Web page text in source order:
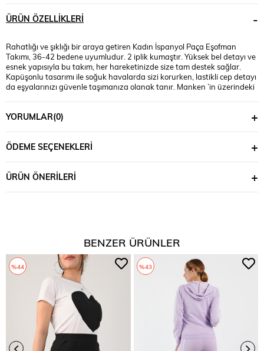
ÜRÜN ÖZELLIKLERI
Rahatlığı ve şıklığı bir araya getiren Kadın İspanyol Paça Eşofman
Takımı, 36-42 bedene uyumludur. 2 iplik kumaştır. Yüksek bel detayı ve
esnek yapısıyla bu takım, her hareketinizde size tam destek sağlar.
Kapüşonlu tasarımı ile soğuk havalarda sizi korurken, lastikli cep detayı
da eşyalarınızı güvenle taşımanıza olanak tanır. Manken ’in üzerindeki
YORUMLAR(0)
ÖDEME SEÇENEKLERI
ÜRÜN ÖNERILERI
BENZER ÜRÜNLER
%44 %43